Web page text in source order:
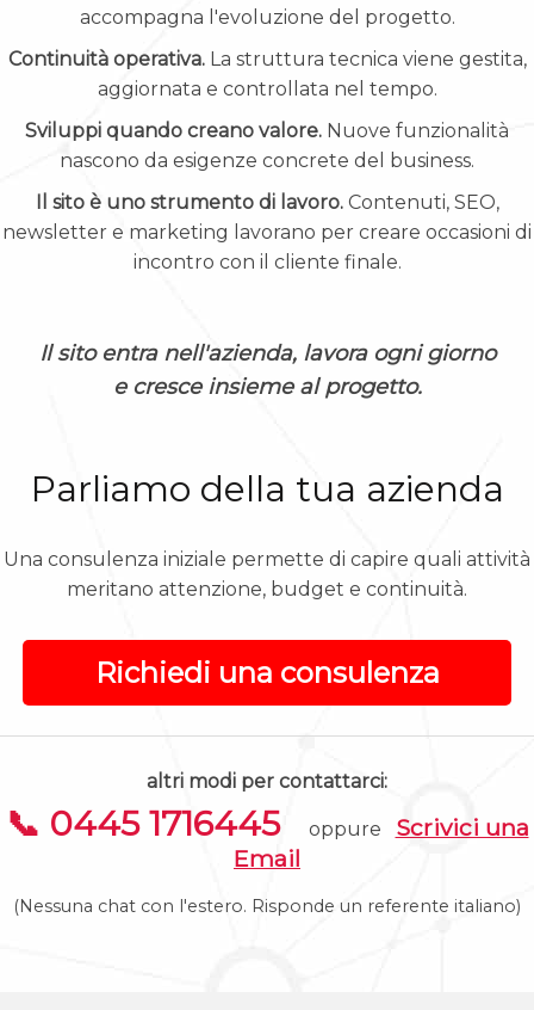
accompagna l'evoluzione del progetto.
Continuità operativa.La struttura tecnica viene gestita,
aggiornata e controllata nel tempo.
Sviluppi quando creano valore. Nuove funzionalità
nascono da esigenze concrete del business.
Il sito è uno strumento di lavoro.Contenuti, SEO,
newsletter e marketing lavorano per creare occasioni di
incontro con il cliente finale.
Il sito entra nell'azienda, lavora ogni giorno
e cresce insieme al progetto.
Parliamo della tua azienda
Una consulenza iniziale permette di capire quali attività
meritano attenzione, budget e continuità.
Richiedi una consulenza
altri modi per contattarci:
📞 0445 1716445 oppure Scrivici una
Email
(Nessuna chat con l'estero. Risponde un referente italiano)